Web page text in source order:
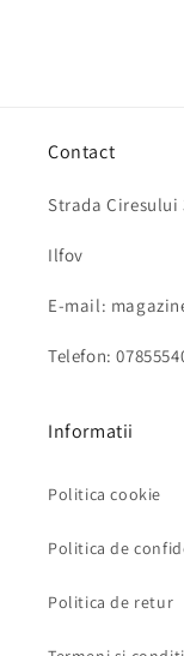
Contact
Strada Ciresului
Ilfov
E-mail:
Telefon:
Informatii
Politica cookie
Politica de
Politica de retur